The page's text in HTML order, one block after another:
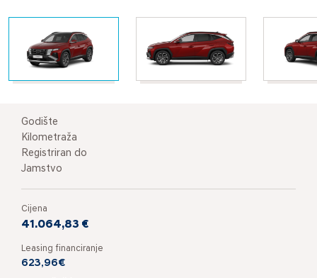
Godište
Kilometraža
Registriran do
Jamstvo
Cijena
41.064,83 €
Leasing financiranje
623,96€